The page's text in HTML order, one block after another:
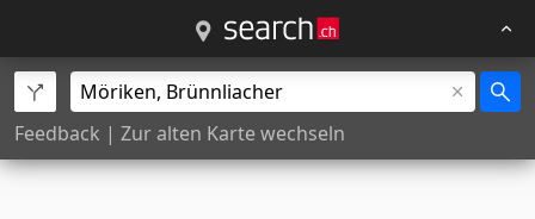
Feedback | Zur alten Karte wechseln